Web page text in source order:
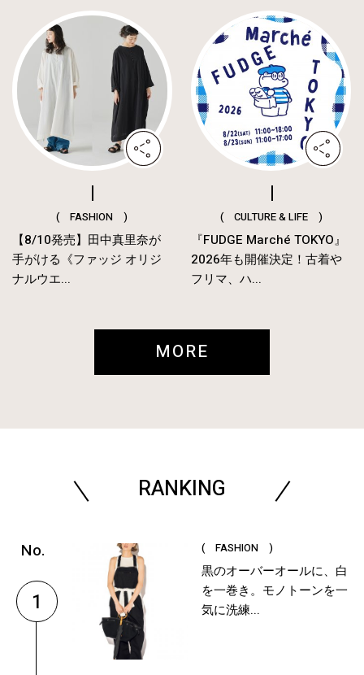
( FASHION )
【8/10発売】田中真里奈が
手がける《ファッジ オリジ
ナルウエ...
( CULTURE & LIFE )
『FUDGE Marché TOKYO』
2026年も開催決定！古着や
フリマ、ハ...
MORE
RANKING
1
( FASHION )
黒のオーバーオールに、白
を一巻き。モノトーンを一
気に洗練...